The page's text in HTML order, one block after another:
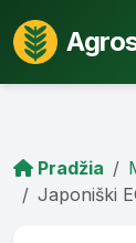
Pradžia
Japoniški